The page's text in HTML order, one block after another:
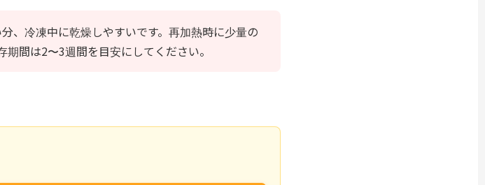
、冷凍中に乾燥しやすいです。再加熱時に少量の
間は2〜3週間を目安にしてください。